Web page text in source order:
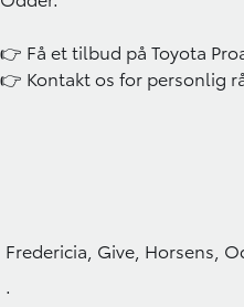
👉 Få et tilbud på Toyota
👉 Kontakt os for personlig
Fredericia, Give, Horsens,
.